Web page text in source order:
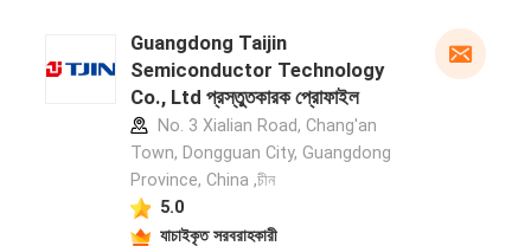
Guangdong Taijin
Semiconductor Technology
Co., Ltd প্রস্তুতকারক প্রোফাইল
No. 3 Xialian Road, Chang'an
Town, Dongguan City, Guangdong
Province, China ,চীন
5.0
যাচাইকৃত সরবরাহকারী